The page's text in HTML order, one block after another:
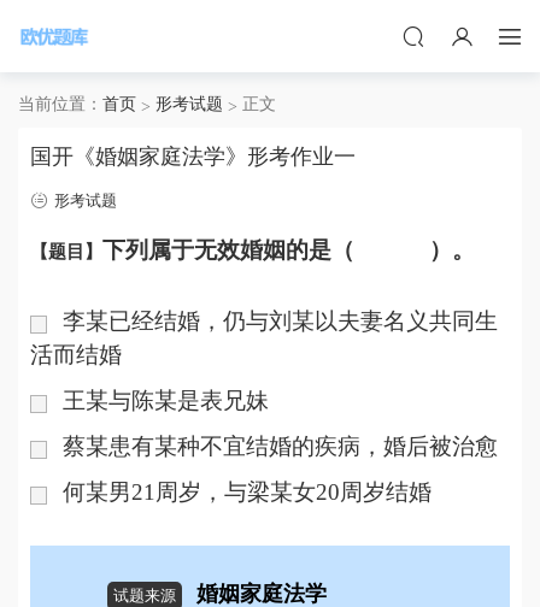
当前位置： 首页 形考试题 正文
国开《婚姻家庭法学》形考作业一
形考试题
【题目】 下列属于无效婚姻的是（ ）。
李某已经结婚，仍与刘某以夫妻名义共同生
活而结婚
王某与陈某是表兄妹
蔡某患有某种不宜结婚的疾病，婚后被治愈
何某男21周岁，与梁某女20周岁结婚
试题来源 婚姻家庭法学